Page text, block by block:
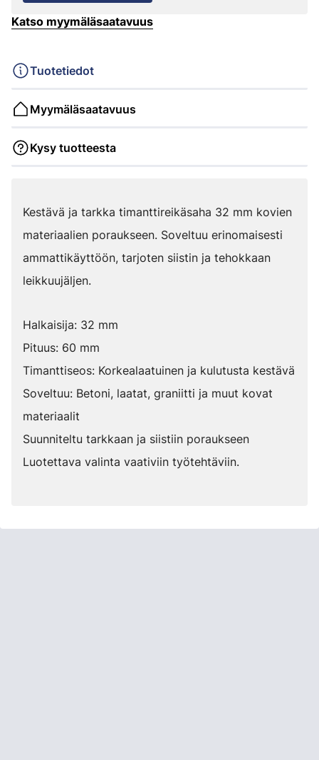
Katso myymäläsaatavuus
Tuotetiedot
Myymäläsaatavuus
Kysy tuotteesta
Kestävä ja tarkka timanttireikäsaha 32 mm kovien
materiaalien poraukseen. Soveltuu erinomaisesti
ammattikäyttöön, tarjoten siistin ja tehokkaan
leikkuujäljen.
Halkaisija: 32 mm
Pituus: 60 mm
Timanttiseos: Korkealaatuinen ja kulutusta kestävä
Soveltuu: Betoni, laatat, graniitti ja muut kovat
materiaalit
Suunniteltu tarkkaan ja siistiin poraukseen
Luotettava valinta vaativiin työtehtäviin.